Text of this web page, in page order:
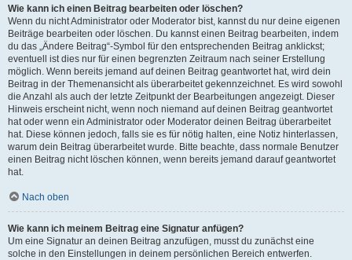
Wie kann ich einen Beitrag bearbeiten oder löschen?
Wenn du nicht Administrator oder Moderator bist, kannst du nur deine eigenen
Beiträge bearbeiten oder löschen. Du kannst einen Beitrag bearbeiten, indem
du das „Ändere Beitrag“-Symbol für den entsprechenden Beitrag anklickst;
eventuell ist dies nur für einen begrenzten Zeitraum nach seiner Erstellung
möglich. Wenn bereits jemand auf deinen Beitrag geantwortet hat, wird dein
Beitrag in der Themenansicht als überarbeitet gekennzeichnet. Es wird sowohl
die Anzahl als auch der letzte Zeitpunkt der Bearbeitungen angezeigt. Dieser
Hinweis erscheint nicht, wenn noch niemand auf deinen Beitrag geantwortet
hat oder wenn ein Administrator oder Moderator deinen Beitrag überarbeitet
hat. Diese können jedoch, falls sie es für nötig halten, eine Notiz hinterlassen,
warum dein Beitrag überarbeitet wurde. Bitte beachte, dass normale Benutzer
einen Beitrag nicht löschen können, wenn bereits jemand darauf geantwortet
hat.
Nach oben
Wie kann ich meinem Beitrag eine Signatur anfügen?
Um eine Signatur an deinen Beitrag anzufügen, musst du zunächst eine
solche in den Einstellungen in deinem persönlichen Bereich entwerfen.